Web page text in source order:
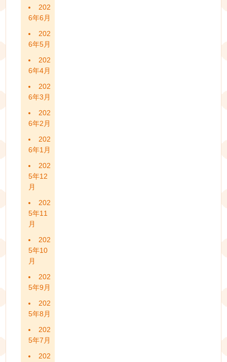
202
6年6月
202
6年5月
202
6年4月
202
6年3月
202
6年2月
202
6年1月
202
5年12
月
202
5年11
月
202
5年10
月
202
5年9月
202
5年8月
202
5年7月
202